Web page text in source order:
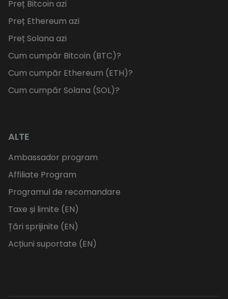
Preț Bitcoin azi
Preț Ethereum azi
Preț Solana azi
Cum cumpăr Bitcoin (BTC)?
Cum cumpăr Ethereum (ETH)?
Cum cumpăr Solana (SOL)?
ALTE
Ambassador program
Affiliate Program
Programul de recomandare
Taxe și limite (EN)
Țări sprijinite (EN)
Acțiuni suportate (EN)